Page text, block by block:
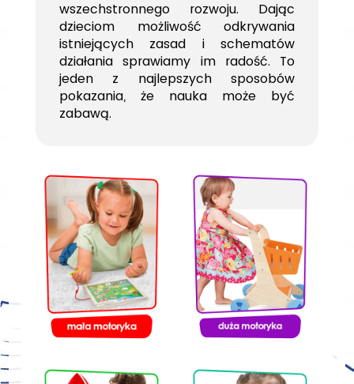
wszechstronnego rozwoju. Dając
dzieciom możliwość odkrywania
istniejących zasad i schematów
działania sprawiamy im radość. To
jeden z najlepszych sposobów
pokazania, że nauka może być
zabawą.